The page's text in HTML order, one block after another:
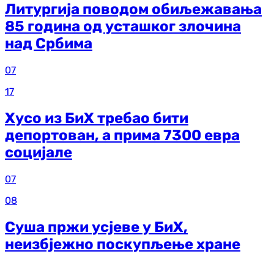
Литургија поводом обиљежавања
85 година од усташког злочина
над Србима
07
17
Хусо из БиХ требао бити
депортован, а прима 7300 евра
социјале
07
08
Суша пржи усјеве у БиХ,
неизбјежно поскупљење хране